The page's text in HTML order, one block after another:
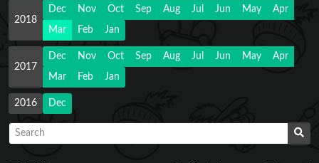
2018
Dec Nov Oct Sep Aug Jul Jun May Apr
Mar Feb Jan
2017
Dec Nov Oct Sep Aug Jul Jun May Apr
Mar Feb Jan
2016 Dec